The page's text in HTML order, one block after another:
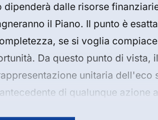
dalle risorse
il Piano. Il punto è
se si voglia
Da questo punto di vista,
unitaria dell'eco
di qualunque azione